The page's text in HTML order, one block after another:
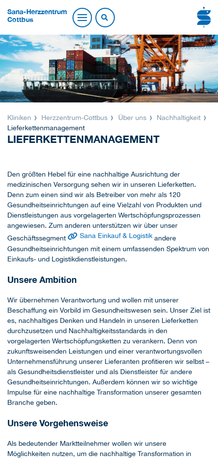
Sana-Herzzentrum
Cottbus
Kliniken Herzzentrum-Cottbus Über uns
Nachhaltigkeit
Lieferkettenmanagement
LIEFERKETTENMANAGEMENT
Den größten Hebel für eine nachhaltige Ausrichtung der
medizinischen Versorgung sehen wir in unseren Lieferketten.
Denn zum einen sind wir als Betreiber von mehr als 120
Gesundheitseinrichtungen auf eine Vielzahl von Produkten und
Dienstleistungen aus vorgelagerten Wertschöpfungsprozessen
angewiesen. Zum anderen unterstützen wir über unser
Geschäftssegment
Sana Einkauf & Logistik andere
Gesundheitseinrichtungen mit einem umfassenden Spektrum von
Einkaufs- und Logistikdienstleistungen.
Unsere Ambition
Wir übernehmen Verantwortung und wollen mit unserer
Beschaffung ein Vorbild im Gesundheitswesen sein. Unser Ziel ist
es, nachhaltiges Denken und Handeln in unseren Lieferketten
durchzusetzen und Nachhaltigkeitsstandards in den
vorgelagerten Wertschöpfungsketten zu verankern. Denn von
zukunftsweisenden Leistungen und einer verantwortungsvollen
Unternehmensführung unserer Lieferanten profitieren wir selbst –
als Gesundheitsdienstleister und als Dienstleister für andere
Gesundheitseinrichtungen. Außerdem können wir so wichtige
Impulse für eine nachhaltige Transformation unserer gesamten
Branche geben.
Unsere Vorgehensweise
Als bedeutender Marktteilnehmer wollen wir unsere
Möglichkeiten nutzen, um die nachhaltige Transformation in